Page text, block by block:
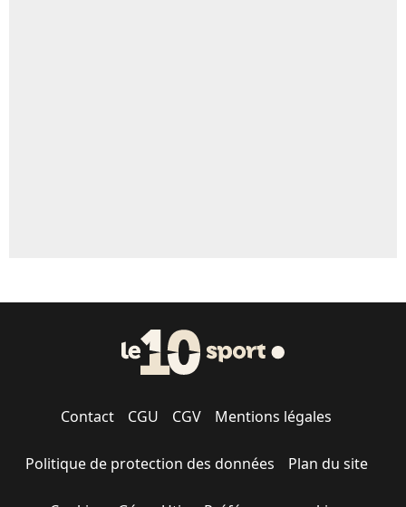
Contact CGU CGV Mentions légales
Politique de protection des données Plan du site